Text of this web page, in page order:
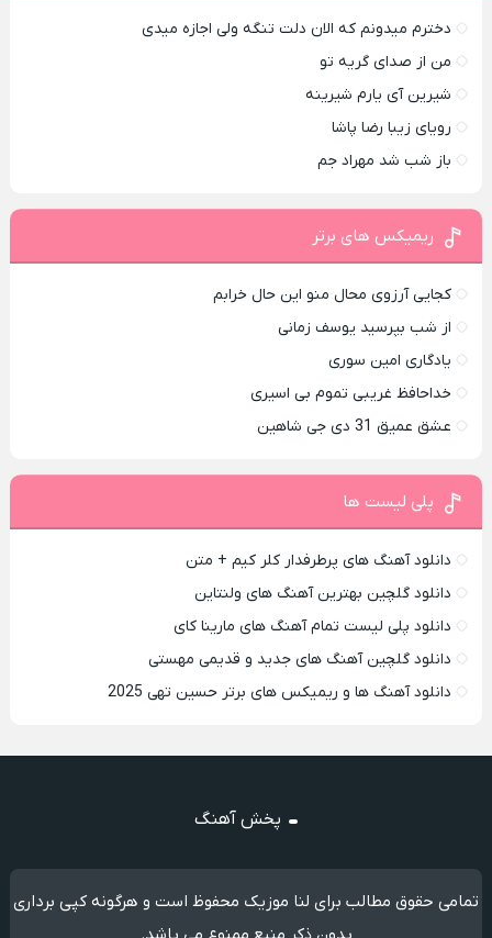
دخترم میدونم که الان دلت تنگه ولی اجازه میدی
من از صدای گريه تو
شیرین آی یارم شیرینه
رویای زیبا رضا پاشا
باز شب شد مهراد جم
ریمیکس های برتر
کجایی آرزوی محال منو این حال خرابم
از شب بپرسید یوسف زمانی
یادگاری امین سوری
خداحافظ غریبی تموم بی اسیری
عشق عمیق 31 دی جی شاهین
پلی لیست ها
دانلود آهنگ های پرطرفدار کلر کیم + متن
دانلود گلچین بهترین آهنگ های ولنتاین
دانلود پلی لیست تمام آهنگ های مارینا کای
دانلود گلچین آهنگ های جدید و قدیمی مهستی
دانلود آهنگ ها و ریمیکس های برتر حسین تهی 2025
پخش آهنگ
تمامی حقوق مطالب برای لنا موزیک محفوظ است و هرگونه کپی برداری